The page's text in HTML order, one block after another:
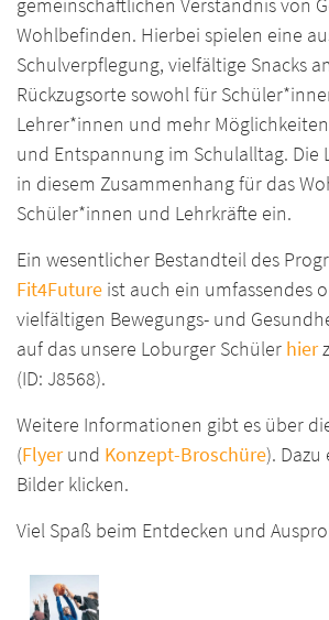
gemeinschaftlichen Verständnis von
Wohlbefinden. Hierbei spielen eine
Schulverpflegung, vielfältige Snacks
Rückzugsorte sowohl für
Lehrer*innen und mehr
und Entspannung im Schulalltag. Die
in diesem Zusammenhang für das
Schüler*innen und Lehrkräfte ein.
Ein wesentlicher Bestandteil des
Fit4Future ist auch ein umfassendes
vielfältigen Bewegungs- und
auf das unsere Loburger Schüler hier
(ID: J8568).
Weitere Informationen gibt es über
(Flyerund Konzept-Broschüre).
Bilder klicken.
Viel Spaß beim Entdecken und